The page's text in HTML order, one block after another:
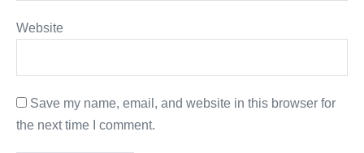
Website
Save my name, email, and website in this browser for
the next time I comment.